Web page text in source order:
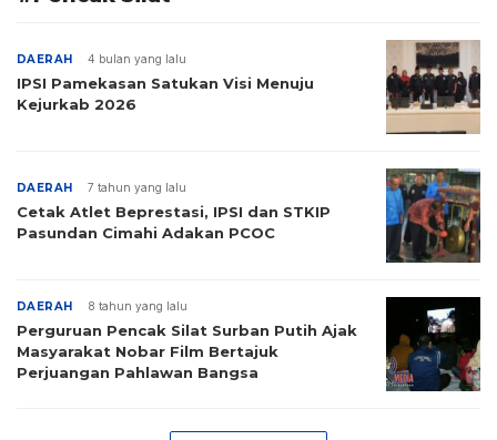
DAERAH 4 bulan yang lalu
IPSI Pamekasan Satukan Visi Menuju
Kejurkab 2026
DAERAH 7 tahun yang lalu
Cetak Atlet Beprestasi, IPSI dan STKIP
Pasundan Cimahi Adakan PCOC
DAERAH 8 tahun yang lalu
Perguruan Pencak Silat Surban Putih Ajak
Masyarakat Nobar Film Bertajuk
Perjuangan Pahlawan Bangsa